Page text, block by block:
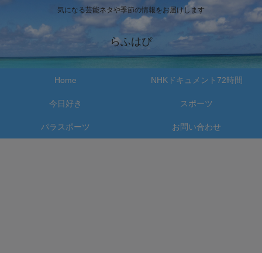
気になる芸能ネタや季節の情報をお届けします
らふはぴ
Home NHKドキュメント72時間
今日好き スポーツ
パラスポーツ お問い合わせ